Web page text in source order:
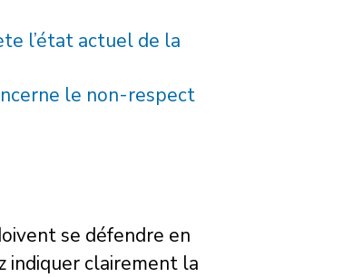
l’état actuel de la
le non-respect
se défendre en
indiquer clairement la